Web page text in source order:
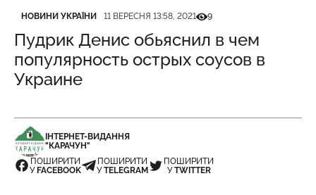
Категорія
НОВИНИ УКРАЇНИ
Дата публікації 11 ВЕРЕСНЯ 13:58, 2021Кількість переглядів
9
Пудрик Денис обьяснил в чем
популярность острых соусов в
Украине
ІНТЕРНЕТ-ВИДАННЯ
"КАРАЧУН"
ПОШИРИТИ
У FACEBOOK
ПОШИРИТИ
УTELEGRAM
ПОШИРИТИ
УTWITTER